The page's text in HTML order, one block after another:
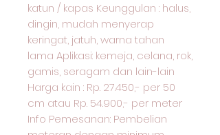
katun / kapas Keunggulan : halus,
dingin, mudah menyerap
keringat, jatuh, warna tahan
lama Aplikasi: kemeja, celana, rok,
gamis, seragam dan lain-lain
Harga kain : Rp. 27.450,- per 50
cm atau Rp. 54.900,- per meter
Info Pemesanan: Pembelian